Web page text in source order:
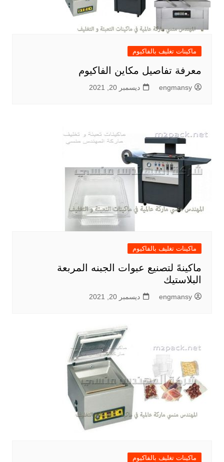
ماكينات تغليف بالفاكيوم
معرفة تفاصيل مكاين الفاكيوم
engmansy ديسمبر 20, 2021
ماكينات تغليف بالفاكيوم
ماكينهً لتصنيع عبوات الجبنه المربعة
البلاستيك
engmansy ديسمبر 20, 2021
ماكينات تغليف بالفاكيوم